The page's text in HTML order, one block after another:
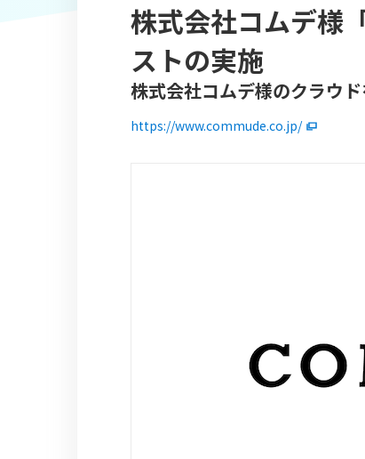
株式会社コムデ様
ストの実施
株式会社コムデ様のクラウ
https://www.commude.co.jp/